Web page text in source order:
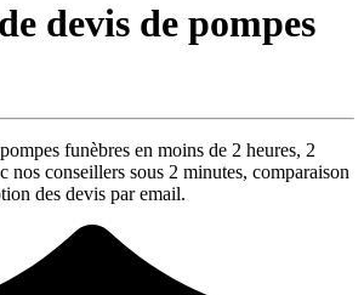
devis de pompes
funèbres en moins de 2 heures, 2
nos conseillers sous 2 minutes, comparaison
des devis par email.